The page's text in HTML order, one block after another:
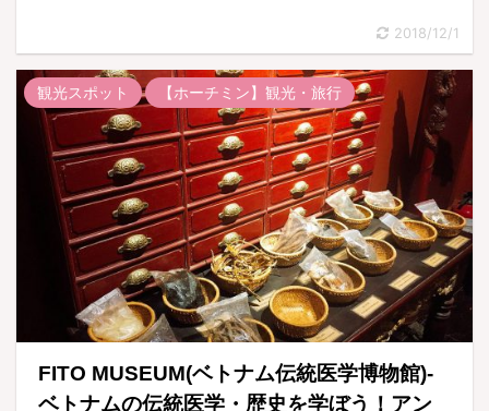
2018/12/1
観光スポット 【ホーチミン】観光・旅行
FITO MUSEUM(ベトナム伝統医学博物館)-
ベトナムの伝統医学・歴史を学ぼう！アン